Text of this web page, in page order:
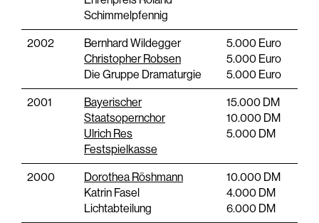
Schimmelpfennig
2002
Bernhard Wildegger
Christopher Robsen
Die Gruppe Dramaturgie
5.000 Euro
5.000 Euro
5.000 Euro
2001
Bayerischer
Staatsopernchor
Ulrich Res
Festspielkasse
15.000 DM
10.000 DM
5.000 DM
2000
Dorothea Röshmann
Katrin Fasel
Lichtabteilung
10.000 DM
4.000 DM
6.000 DM